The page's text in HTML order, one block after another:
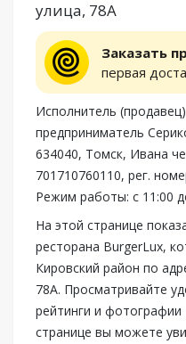
улица, 78А
Заказать
первая
Исполнитель
предприниматель
634040, Томск, Ивана
701710760110, рег.
Режим работы: с 11:00
На этой странице
ресторана BurgerLux,
Кировский район по
78А. Просматривайте
рейтинги и
странице вы можете